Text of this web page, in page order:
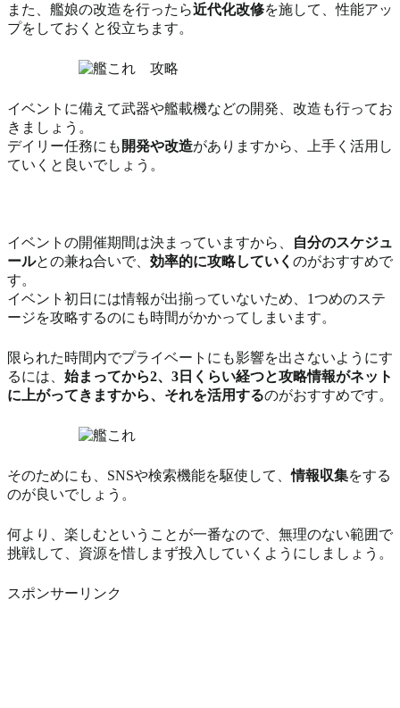
また、艦娘の改造を行ったら近代化改修を施して、性能アッ
プをしておくと役立ちます。
イベントに備えて武器や艦載機などの開発、改造も行ってお
きましょう。
デイリー任務にも 開発や改造がありますから、上手く活用し
ていくと良いでしょう。
イベントの開催期間は決まっていますから、
自分のスケジュ
ールとの兼ね合いで、 効率的に攻略していく のがおすすめで
す。
イベント初日には情報が出揃っていないため、1つめのステ
ージを攻略するのにも時間がかかってしまいます。
限られた時間内でプライベートにも影響を出さないようにす
るには、 始まってから2、3日くらい経つと攻略情報がネット
に上がってきますから、それを活用するのがおすすめです。
そのためにも、SNSや検索機能を駆使して、情報収集をする
のが良いでしょう。
何より、楽しむということが一番なので、無理のない範囲で
挑戦して、資源を惜しまず投入していくようにしましょう。
スポンサーリンク